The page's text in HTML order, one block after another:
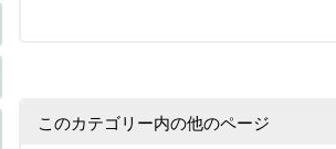
このカテゴリー内の他のページ